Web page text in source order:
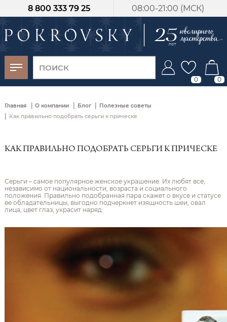
08:00-21:00 (МСК)
8 800 333 79 25
0 0
Главная | О компании | Блог | Полезные советы
| Как правильно подобрать серьги к прическе
КАК ПРАВИЛЬНО ПОДОБРАТЬ СЕРЬГИ К ПРИЧЕСКЕ
Серьги – самое популярное женское украшение. Их любят все,
независимо от национальности, возраста и социального
положения. Правильно подобранная пара скажет о вкусе и статусе
ее обладательницы, выгодно подчеркнет изящность шеи, овал
лица, цвет глаз, украсит наряд.
-30%
от 15 дней с
момента оплаты